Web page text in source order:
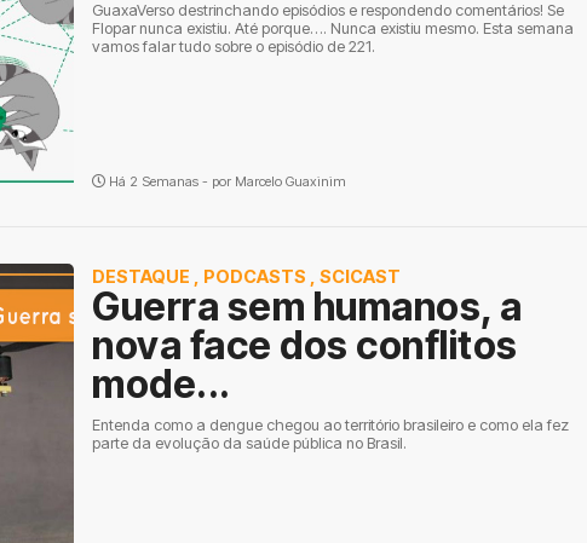
GuaxaVerso destrinchando episódios e respondendo comentários! Se
Flopar nunca existiu. Até porque…. Nunca existiu mesmo. Esta semana
vamos falar tudo sobre o episódio de 221.
Há 2 Semanas - por Marcelo Guaxinim
DESTAQUE PODCASTS SCICAST
Guerra sem humanos, a
nova face dos conflitos
mode...
Entenda como a dengue chegou ao território brasileiro e como ela fez
parte da evolução da saúde pública no Brasil.